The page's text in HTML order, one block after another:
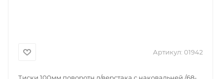
Артикул: 01942